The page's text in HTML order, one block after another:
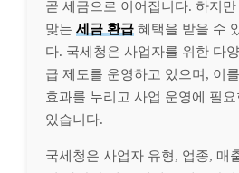
곧 세금으로 이어집니다. 하지만
맞는 세금 환급 혜택을 받을 수
다. 국세청은 사업자를 위한 다
급 제도를 운영하고 있으며, 이
효과를 누리고 사업 운영에 필
있습니다.
국세청은 사업자 유형, 업종, 매